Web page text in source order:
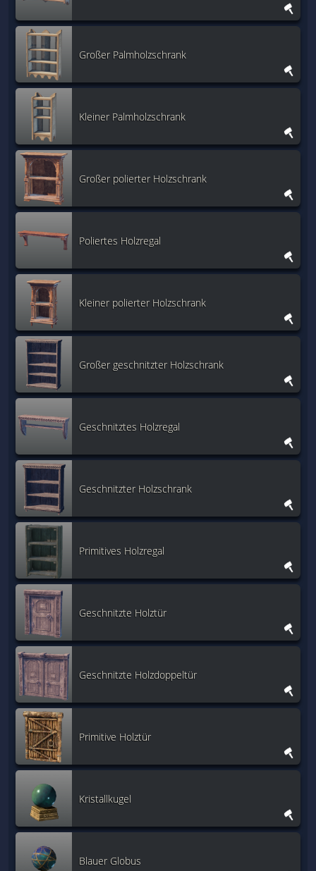
Großer Palmholzschrank
Kleiner Palmholzschrank
Großer polierter Holzschrank
Poliertes Holzregal
Kleiner polierter Holzschrank
Großer geschnitzter Holzschrank
Geschnitztes Holzregal
Geschnitzter Holzschrank
Primitives Holzregal
Geschnitzte Holztür
Geschnitzte Holzdoppeltür
Primitive Holztür
Kristallkugel
Blauer Globus